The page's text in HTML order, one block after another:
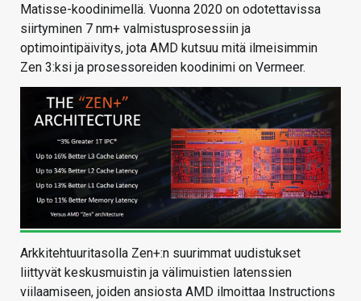
Matisse-koodinimellä. Vuonna 2020 on odotettavissa
siirtyminen 7 nm+ valmistusprosessiin ja
optimointipäivitys, jota AMD kutsuu mitä ilmeisimmin
Zen 3:ksi ja prosessoreiden koodinimi on Vermeer.
Arkkitehtuuritasolla Zen+:n suurimmat uudistukset
liittyvät keskusmuistin ja välimuistien latenssien
viilaamiseen, joiden ansiosta AMD ilmoittaa Instructions